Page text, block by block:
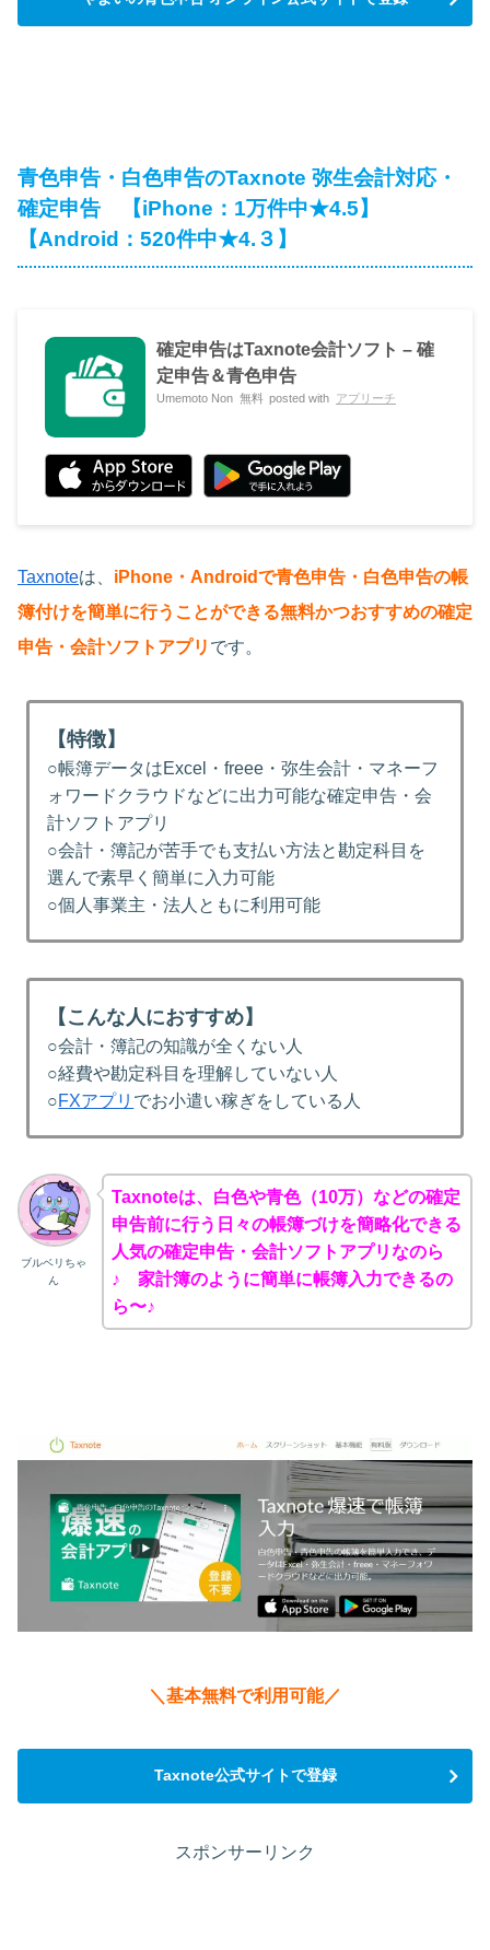
青色申告・白色申告のTaxnote 弥生会計対応・
確定申告 【iPhone：1万件中★4.5】
【Android：520件中★4.３】
確定申告はTaxnote会計ソフト – 確
定申告＆青色申告
Umemoto Non 無料 posted with アプリーチ
Taxnoteは、 iPhone・Androidで青色申告・白色申告の帳
簿付けを簡単に行うことができる無料かつおすすめの確定
申告・会計ソフトアプリ です。
【特徴】
○帳簿データはExcel・freee・弥生会計・マネーフ
ォワードクラウドなどに出力可能な確定申告・会
計ソフトアプリ
○会計・簿記が苦手でも支払い方法と勘定科目を
選んで素早く簡単に入力可能
○個人事業主・法人ともに利用可能
【こんな人におすすめ】
○会計・簿記の知識が全くない人
○経費や勘定科目を理解していない人
○FXアプリ でお小遣い稼ぎをしている人
ブルベリちゃ
ん
Taxnoteは、白色や青色（10万）などの確定
申告前に行う日々の帳簿づけを簡略化できる
人気の確定申告・会計ソフトアプリなのら
♪ 家計簿のように簡単に帳簿入力できるの
ら〜♪
＼基本無料で利用可能／
Taxnote公式サイトで登録
スポンサーリンク